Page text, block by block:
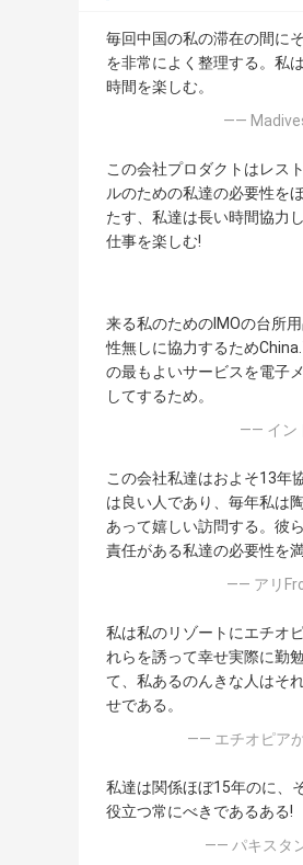
毎回中国の私の滞在の間に
を非常によく整理する。私
時間を楽しむ。
——
この会社プロダクトはレス
ルのための私達の必要性を
たす、私達は長い時間協力
仕事を楽しむ!
来る私のためのIMOの台所
性無しに協力するため
の最もよいサービスを電子
してするため。
—— イン
この会社私達はおよそ13年
は良い人であり、毎年私は
あって嬉しい訪問する。彼
責任がある私達の必要性を
—— アリ
私は私のリゾートにエチオ
れらを誘って幸せ実際に勤
て、私あるのんきな人はそ
せである。
—— エチオピア
私達は関係ほぼ15年のに、
役立つ常にべきであるある!
—— パキスタ